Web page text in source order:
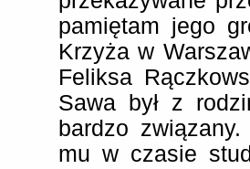
pamiętam jego
Krzyża w
Feliksa
Sawa był z
bardzo związany.
mu w czasie